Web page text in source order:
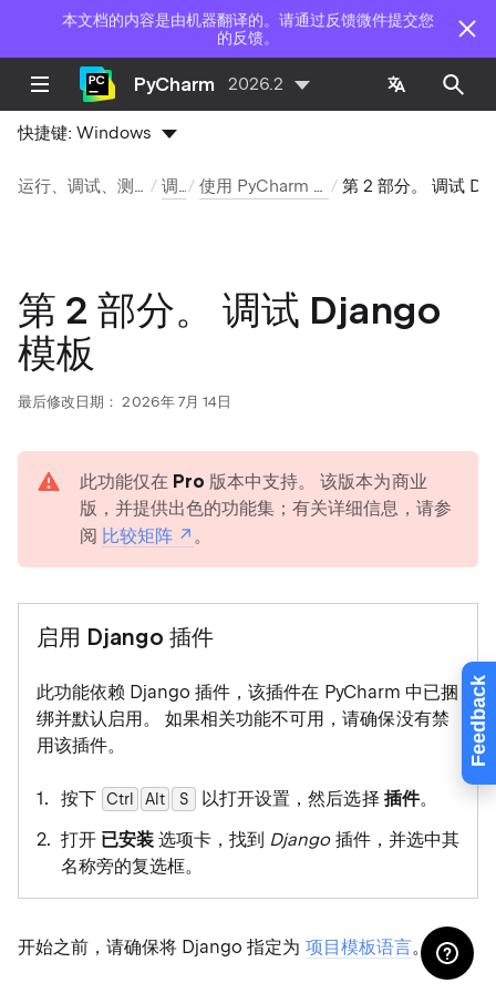
本文档的内容是由机器翻译的。请通过反馈微件提交您
的反馈。
Feedback
PyCharm 2026.2
快捷键:Windows
运行、调试、测试和部署 调试 使用 PyCharm 进行调试
第 2 部分。 调试 Django
模板
最后修改日期： 2026年 7月 14日
此功能仅在 Pro 版本中支持。 该版本为商业
版，并提供出色的功能集；有关详细信息，请参
阅 比较矩阵 。
启用 Django 插件
此功能依赖 Django 插件，该插件在 PyCharm 中已捆
绑并默认启用。 如果相关功能不可用，请确保没有禁
用该插件。
按下 Ctrl Alt 0
S 以打开设置，然后选择 插件。
打开 已安装 选项卡，找到 Django插件，并选中其
名称旁的复选框。
开始之前，请确保将 Django 指定为 项目模板语言。